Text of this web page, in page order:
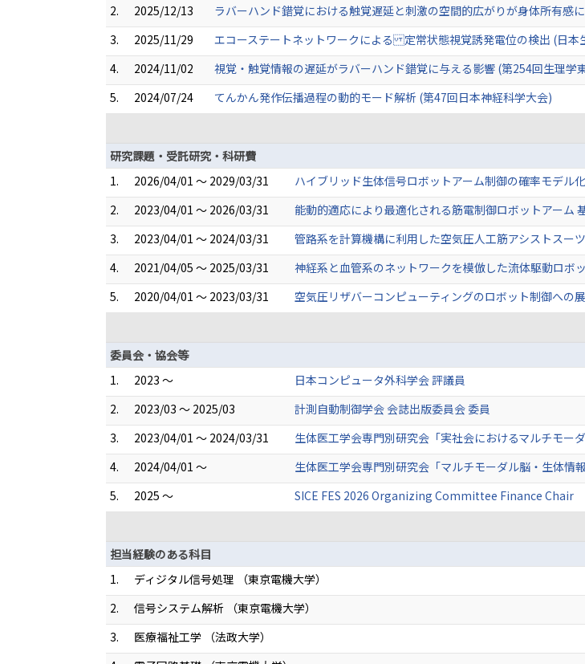
2.
2025/12/13
ラバーハンド錯覚における触覚遅延と刺激の空間的広がりが身体所有感
3.
2025/11/29
エコーステートネットワークによる 定常状態視覚誘発電位の検出 (日本
4.
2024/11/02
視覚・触覚情報の遅延がラバーハンド錯覚に与える影響 (第254回生理学
5.
2024/07/24
てんかん発作伝播過程の動的モード解析 (第47回日本神経科学大会)
研究課題・受託研究・科研費
1.
2026/04/01 ～ 2029/03/31
ハイブリッド生体信号ロボットアーム制御の確率モデル
2.
2023/04/01 ～ 2026/03/31
能動的適応により最適化される筋電制御ロボットアーム
3.
2023/04/01 ～ 2024/03/31
管路系を計算機構に利用した空気圧人工筋アシストスー
4.
2021/04/05 ～ 2025/03/31
神経系と血管系のネットワークを模倣した流体駆動ロボ
5.
2020/04/01 ～ 2023/03/31
空気圧リザバーコンピューティングのロボット制御への
委員会・協会等
1.
2023 ～
日本コンピュータ外科学会 評議員
2.
2023/03 ～ 2025/03
計測自動制御学会 会誌出版委員会 委員
3.
2023/04/01 ～ 2024/03/31
生体医工学会専門別研究会「実社会におけるマルチモー
4.
2024/04/01 ～
生体医工学会専門別研究会「マルチモーダル脳・生体情
5.
2025 ～
SICE FES 2026 Organizing Committee Finance Chair
担当経験のある科目
1.
ディジタル信号処理 （東京電機大学）
2.
信号システム解析 （東京電機大学）
3.
医療福祉工学 （法政大学）